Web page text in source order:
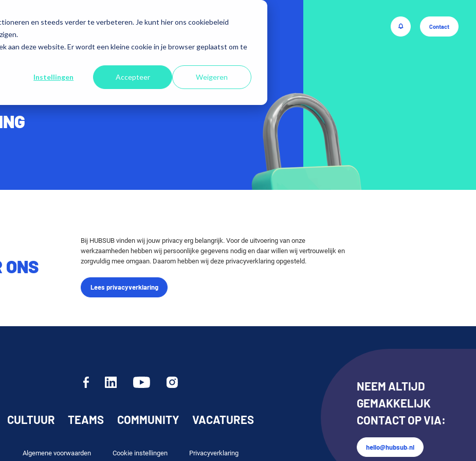
en steeds verder te verbeteren. Je kunt hier ons cookiebeleid
aan deze website. Er wordt een kleine cookie in je browser geplaatst om te
Instellingen Accepteer Weigeren
VACATURES Contact
ONS
Bij HUBSUB vinden wij jouw privacy erg belangrijk. Voor de uitvoering van onze
werkzaamheden hebben wij persoonlijke gegevens nodig en daar willen wij vertrouwelijk en
zorgvuldig mee omgaan. Daarom hebben wij deze privacyverklaring opgesteld.
Lees privacyverklaring
CULTUUR TEAMS COMMUNITY VACATURES
Algemene voorwaarden Cookie instellingen Privacyverklaring
NEEM ALTIJD
GEMAKKELIJK
CONTACT OP VIA:
hello@hubsub.nl